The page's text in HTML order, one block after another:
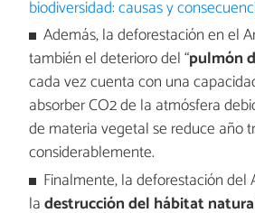
biodiversidad: causas y
Además, la deforestación en el
también el deterioro del “pulmón
cada vez cuenta con una
absorber CO2 de la atmósfera
de materia vegetal se reduce año
considerablemente.
Finalmente, la deforestación del
ladestrucción del hábitat